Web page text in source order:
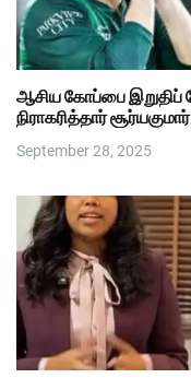
ஆசிய கோப்பை இறுதிப்
நிராகரித்தார்
September 28, 2025